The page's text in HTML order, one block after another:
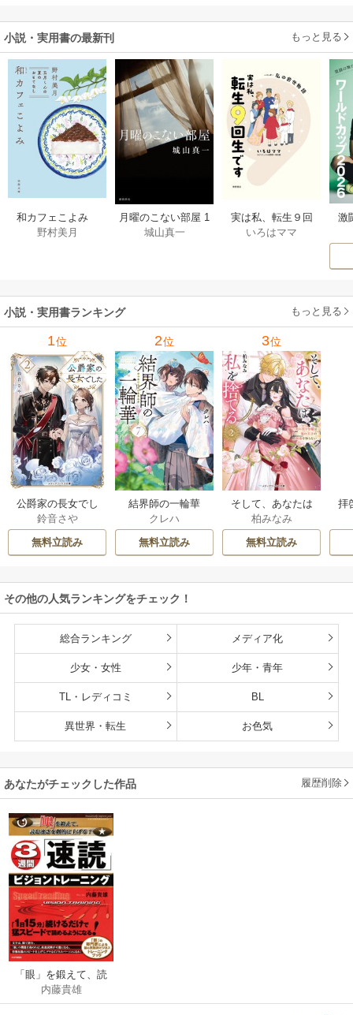
二
小説・実用書の最新刊 もっと見る
和カフェこよみ
五月くんの夏のお
野村美月
月曜のこない部屋 1
巻
城山真一
実は私、転生９回
生です マンガ
いろはママ
激
小説・実用書ランキング もっと見る
1位
公爵家の長女でし
た
鈴音さや
無料立読み
2位
結界師の一輪華
クレハ
無料立読み
3位
そして、あなたは
私を捨てる
柏みなみ
無料立読み
拝
その他の人気ランキングをチェック！
総合ランキング メディア化
少女・女性 少年・青年
TL・レディコミ BL
異世界・転生 お色気
あなたがチェックした作品 履歴削除
「眼」を鍛えて、読
む速さを劇的に上げ
る！ 3週間「速読」ビ
内藤貴雄